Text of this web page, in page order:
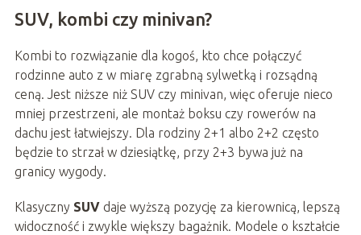
SUV, kombi czy minivan?
Kombi to rozwiązanie dla kogoś, kto chce połączyć
rodzinne auto z w miarę zgrabną sylwetką i rozsądną
ceną. Jest niższe niż SUV czy minivan, więc oferuje nieco
mniej przestrzeni, ale montaż boksu czy rowerów na
dachu jest łatwiejszy. Dla rodziny 2+1 albo 2+2 często
będzie to strzał w dziesiątkę, przy 2+3 bywa już na
granicy wygody.
Klasyczny SUVdaje wyższą pozycję za kierownicą, lepszą
widoczność i zwykle większy bagażnik. Modele o kształcie